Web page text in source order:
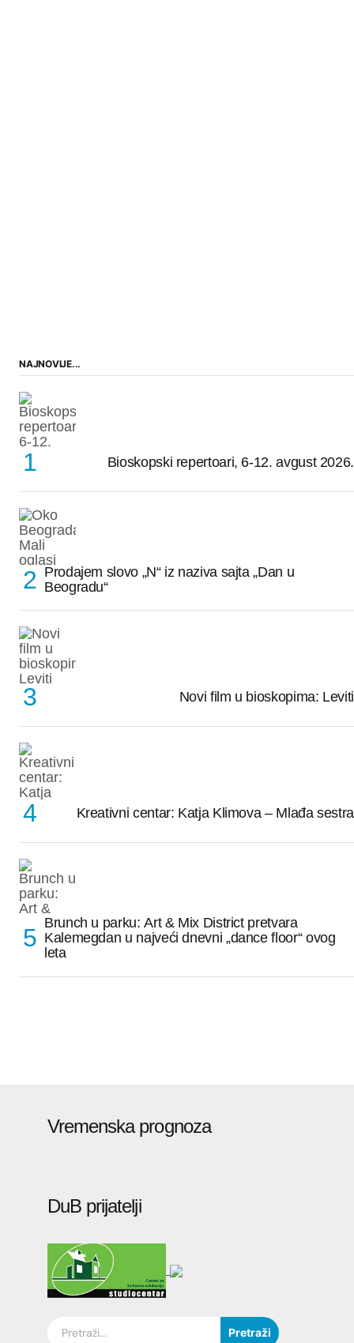
NAJNOVIJE...
Bioskopski repertoari, 6-12. avgust 2026.
Prodajem slovo „N“ iz naziva sajta „Dan u
Beogradu“
Novi film u bioskopima: Leviti
Kreativni centar: Katja Klimova – Mlađa sestra
Brunch u parku: Art & Mix District pretvara
Kalemegdan u najveći dnevni „dance floor“ ovog
leta
Vremenska prognoza
DuB prijatelji
Pretraži